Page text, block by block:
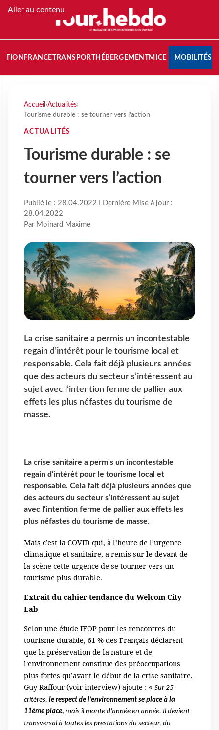
Aller au contenu
FRANCETRANSPORT HÉBERGEMENTMICE MOBILITÉS
Accueil ›Actualités›
Tourisme durable : se tourner vers l’action
ACTUALITÉS
Tourisme durable : se
tourner vers l’action
Publié le : 28.04.2022 I Dernière Mise à jour :
28.04.2022
Par Moinard Maxime
La crise sanitaire a permis un incontestable
regain d’intérêt pour le tourisme local et
responsable. Cela fait déjà plusieurs années
que des acteurs du secteur s’intéressent au
sujet avec l’intention ferme de pallier aux
effets les plus néfastes du tourisme de
masse.
La crise sanitaire a permis un incontestable
regain d’intérêt pour le tourisme local et
responsable. Cela fait déjà plusieurs années que
des acteurs du secteur s’intéressent au sujet
avec l’intention ferme de pallier aux effets les
plus néfastes du tourisme de masse.
Mais c’est la COVID qui, à l’heure de l’urgence
climatique et sanitaire, a remis sur le devant de
la scène cette urgence de se tourner vers un
tourisme plus durable.
Extrait du cahier tendance du Welcom City
Lab
Selon une étude IFOP pour les rencontres du
tourisme durable, 61 % des Français déclarent
que la préservation de la nature et de
l’environnement constitue des préoccupations
plus fortes qu’avant le début de la crise sanitaire.
Guy Raffour (voir interview) ajoute : « Sur 25
critères, le respect de l’environnement se place à la
11ème place, mais il monte d’année en année. Il devient
transversal à toutes les prestations du secteur, du